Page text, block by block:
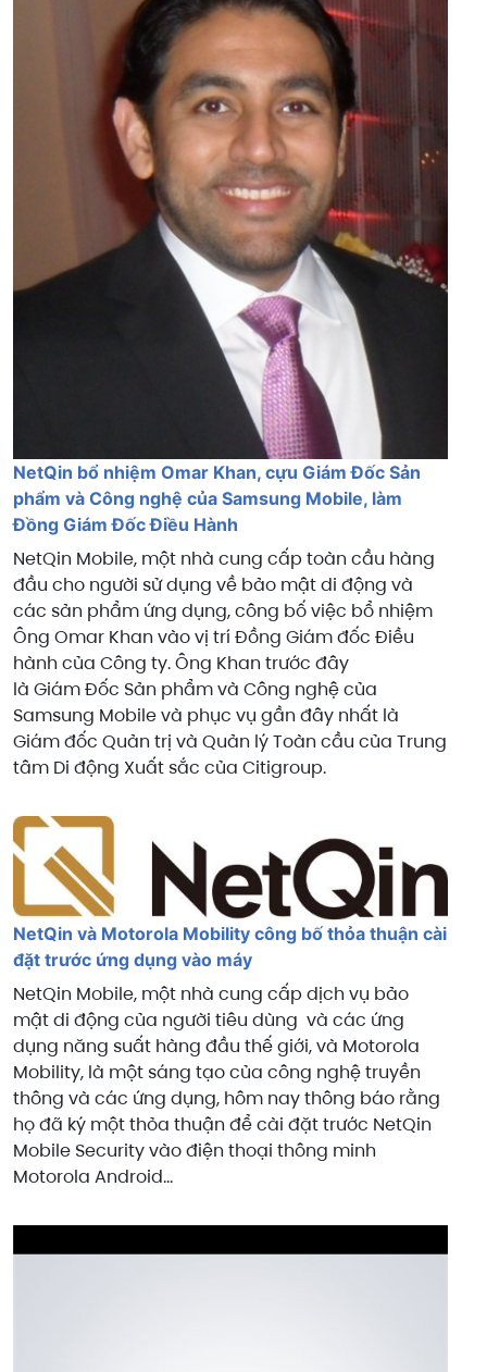
NetQin bổ nhiệm Omar Khan, cựu Giám Đốc Sản
phẩm và Công nghệ của Samsung Mobile, làm
Đồng Giám Đốc Điều Hành
NetQin Mobile, một nhà cung cấp toàn cầu hàng
đầu cho người sử dụng về bảo mật di động và
các sản phẩm ứng dụng, công bố việc bổ nhiệm
Ông Omar Khan vào vị trí Đồng Giám đốc Điều
hành của Công ty. Ông Khan trước đây
là Giám Đốc Sản phẩm và Công nghệ của
Samsung Mobile và phục vụ gần đây nhất là
Giám đốc Quản trị và Quản lý Toàn cầu của Trung
tâm Di động Xuất sắc của Citigroup.
NetQin và Motorola Mobility công bố thỏa thuận cài
đặt trước ứng dụng vào máy
NetQin Mobile, một nhà cung cấp dịch vụ bảo
mật di động của người tiêu dùng và các ứng
dụng năng suất hàng đầu thế giới, và Motorola
Mobility, là một sáng tạo của công nghệ truyền
thông và các ứng dụng, hôm nay thông báo rằng
họ đã ký một thỏa thuận để cài đặt trước NetQin
Mobile Security vào điện thoại thông minh
Motorola Android...